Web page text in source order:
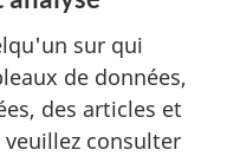
sur qui
de données,
des articles et
consulter